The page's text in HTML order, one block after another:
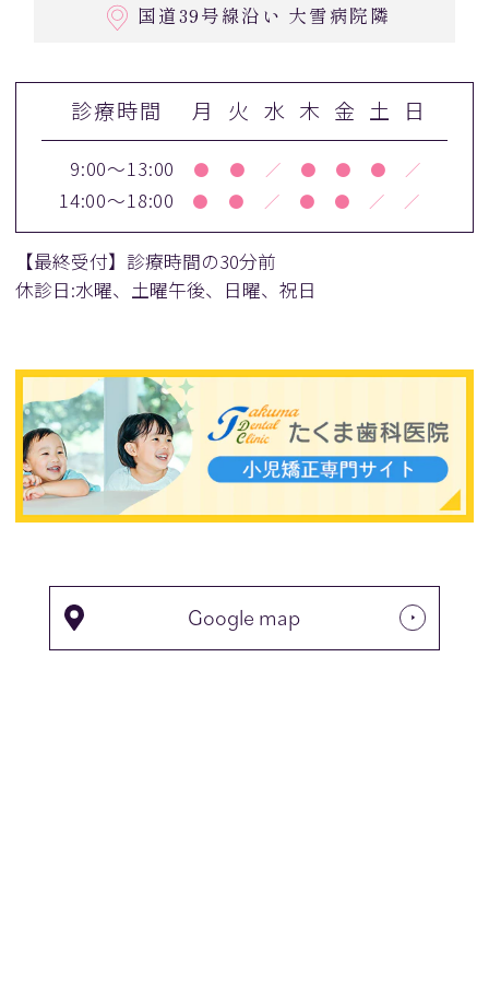
国道39号線沿い 大雪病院隣
診療時間 月 火 水 木 金 土 日
9:00～13:00 ● ● ／ ● ● ● ／
14:00～18:00 ● ● ／ ● ● ／ ／
【最終受付】診療時間の30分前
休診日:水曜、土曜午後、日曜、祝日
Google map